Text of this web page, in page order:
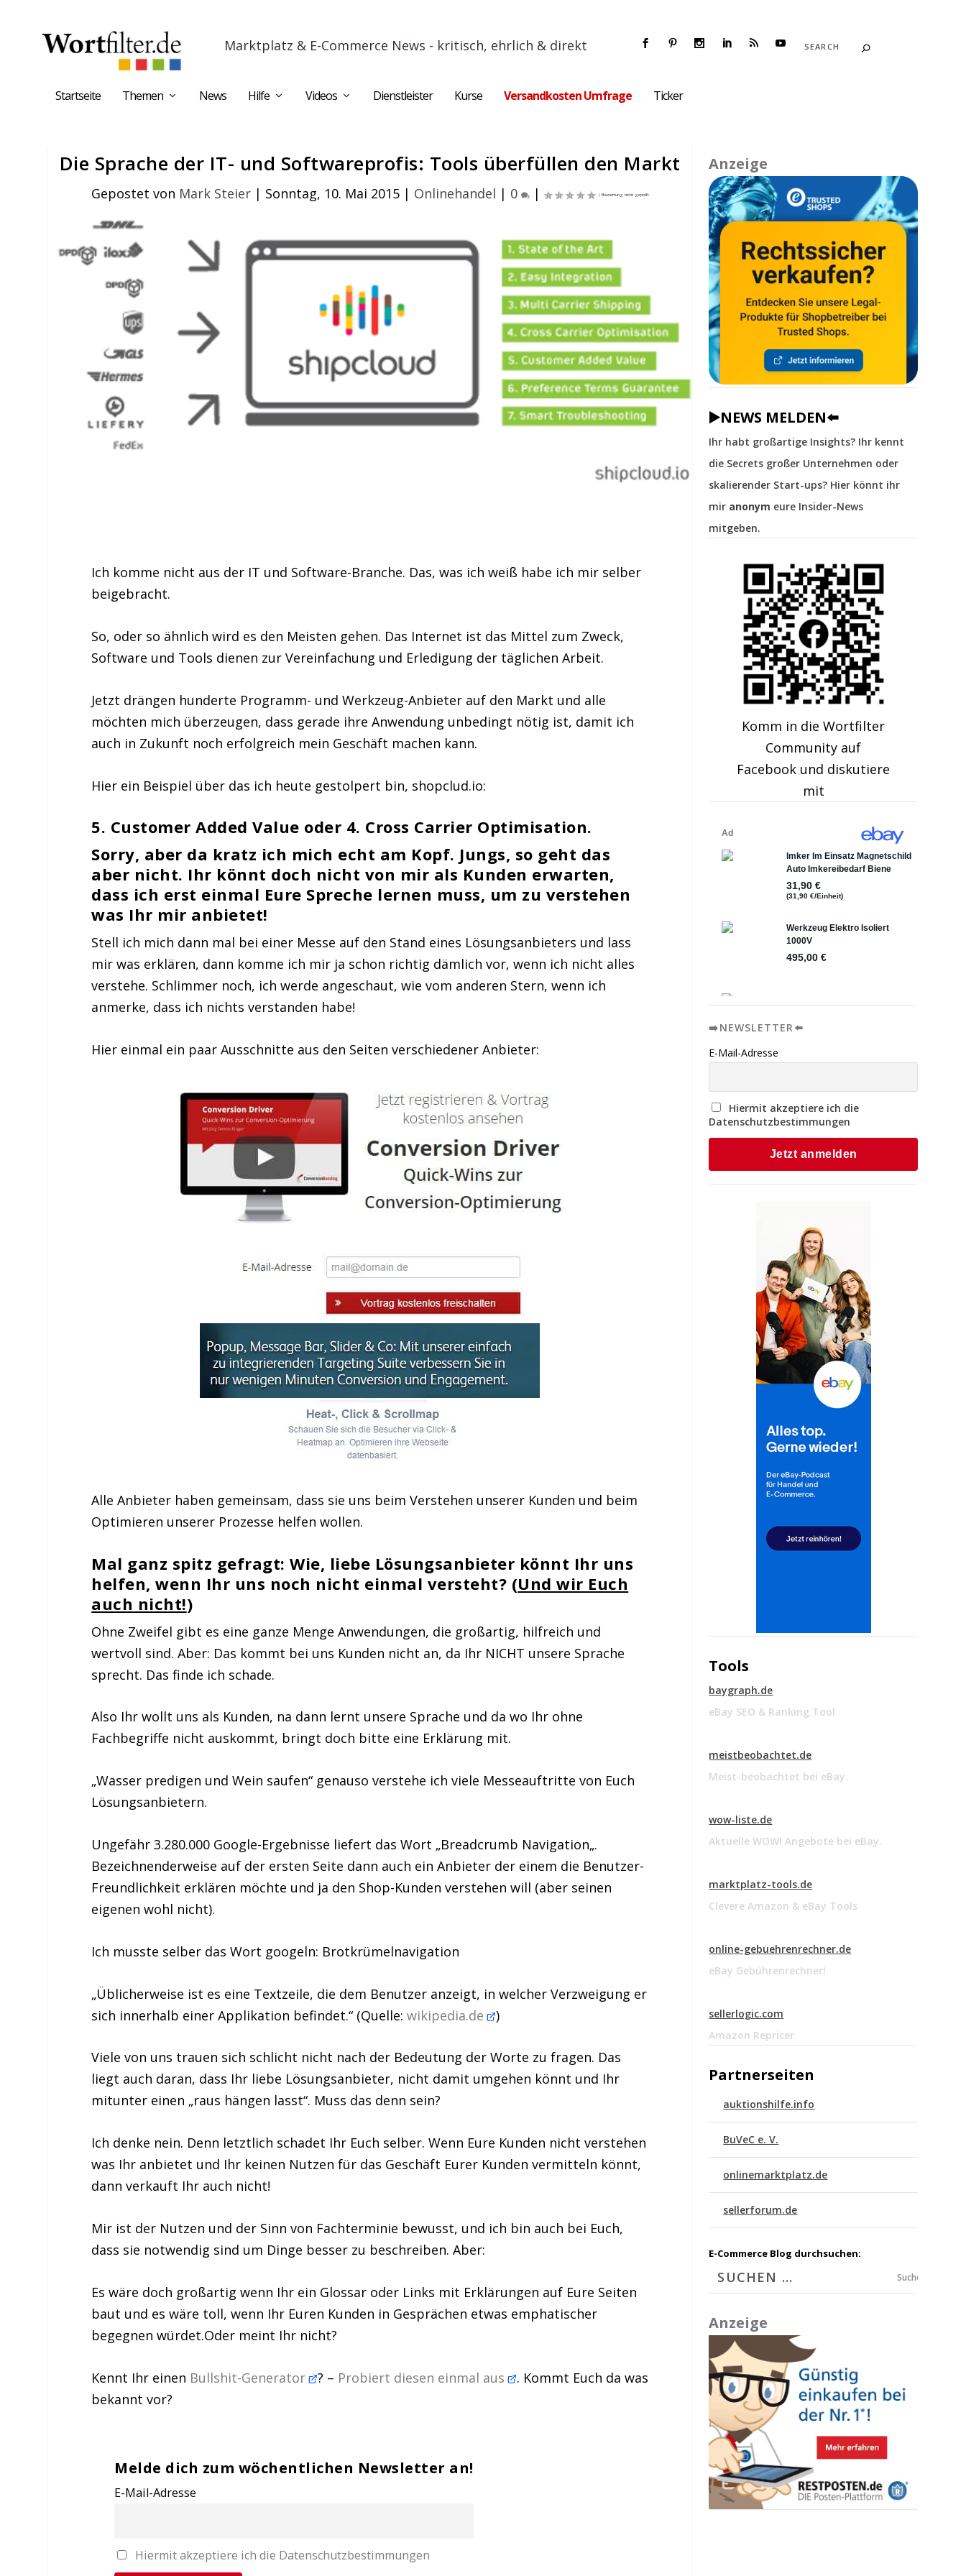
Marktplatz & E-Commerce News - kritisch, ehrlich & direkt
Startseite Themen News Hilfe Videos Dienstleister Kurse Versandkosten Umfrage Ticker
Die Sprache der IT- und Softwareprofis: Tools überfüllen den Markt
Gepostet von Mark Steier| Sonntag, 10. Mai 2015| Onlinehandel | 0 |
Ich komme nicht aus der IT und Software-Branche. Das, was ich weiß habe ich mir selber
beigebracht.
So, oder so ähnlich wird es den Meisten gehen. Das Internet ist das Mittel zum Zweck,
Software und Tools dienen zur Vereinfachung und Erledigung der täglichen Arbeit.
Jetzt drängen hunderte Programm- und Werkzeug-Anbieter auf den Markt und alle
möchten mich überzeugen, dass gerade ihre Anwendung unbedingt nötig ist, damit ich
auch in Zukunft noch erfolgreich mein Geschäft machen kann.
Hier ein Beispiel über das ich heute gestolpert bin, shopclud.io:
5. Customer Added Value oder 4. Cross Carrier Optimisation.
Sorry, aber da kratz ich mich echt am Kopf. Jungs, so geht das
aber nicht. Ihr könnt doch nicht von mir als Kunden erwarten,
dass ich erst einmal Eure Spreche lernen muss, um zu verstehen
was Ihr mir anbietet!
Stell ich mich dann mal bei einer Messe auf den Stand eines Lösungsanbieters und lass
mir was erklären, dann komme ich mir ja schon richtig dämlich vor, wenn ich nicht alles
verstehe. Schlimmer noch, ich werde angeschaut, wie vom anderen Stern, wenn ich
anmerke, dass ich nichts verstanden habe!
Hier einmal ein paar Ausschnitte aus den Seiten verschiedener Anbieter:
Alle Anbieter haben gemeinsam, dass sie uns beim Verstehen unserer Kunden und beim
Optimieren unserer Prozesse helfen wollen.
Mal ganz spitz gefragt: Wie, liebe Lösungsanbieter könnt Ihr uns
helfen, wenn Ihr uns noch nicht einmal versteht? (Und wir Euch
auch nicht!)
Ohne Zweifel gibt es eine ganze Menge Anwendungen, die großartig, hilfreich und
wertvoll sind. Aber: Das kommt bei uns Kunden nicht an, da Ihr NICHT unsere Sprache
sprecht. Das finde ich schade.
Also Ihr wollt uns als Kunden, na dann lernt unsere Sprache und da wo Ihr ohne
Fachbegriffe nicht auskommt, bringt doch bitte eine Erklärung mit.
„Wasser predigen und Wein saufen“ genauso verstehe ich viele Messeauftritte von Euch
Lösungsanbietern.
Ungefähr 3.280.000 Google-Ergebnisse liefert das Wort „Breadcrumb Navigation„.
Bezeichnenderweise auf der ersten Seite dann auch ein Anbieter der einem die Benutzer-
Freundlichkeit erklären möchte und ja den Shop-Kunden verstehen will (aber seinen
eigenen wohl nicht).
Ich musste selber das Wort googeln: Brotkrümelnavigation
„Üblicherweise ist es eine Textzeile, die dem Benutzer anzeigt, in welcher Verzweigung er
sich innerhalb einer Applikation befindet.“ (Quelle:wikipedia.de )
Viele von uns trauen sich schlicht nicht nach der Bedeutung der Worte zu fragen. Das
liegt auch daran, dass Ihr liebe Lösungsanbieter, nicht damit umgehen könnt und Ihr
mitunter einen „raus hängen lasst“. Muss das denn sein?
Ich denke nein. Denn letztlich schadet Ihr Euch selber. Wenn Eure Kunden nicht verstehen
was Ihr anbietet und Ihr keinen Nutzen für das Geschäft Eurer Kunden vermitteln könnt,
dann verkauft Ihr auch nicht!
Mir ist der Nutzen und der Sinn von Fachterminie bewusst, und ich bin auch bei Euch,
dass sie notwendig sind um Dinge besser zu beschreiben.Aber:
Es wäre doch großartig wenn Ihr ein Glossar oder Links mit Erklärungen auf Eure Seiten
baut und es wäre toll, wenn Ihr Euren Kunden in Gesprächen etwas emphatischer
begegnen würdet.Oder meint Ihr nicht?
Kennt Ihr einen Bullshit-Generator ? – Probiert diesen einmal aus . Kommt Euch da was
bekannt vor?
Melde dich zum wöchentlichen Newsletter an!
E-Mail-Adresse
Hiermit akzeptiere ich die Datenschutzbestimmungen
Anzeige
▶️NEWS MELDEN⬅️
Ihr habt großartige Insights? Ihr kennt
die Secrets großer Unternehmen oder
skalierender Start-ups? Hier könnt ihr
mir anonym eure Insider-News
mitgeben.
Komm in die Wortfilter
Community auf
Facebook und diskutiere
mit
➡️NEWSLETTER⬅️
E-Mail-Adresse
Hiermit akzeptiere ich die
Datenschutzbestimmungen
Tools
baygraph.de
eBay SEO & Ranking Tool
meistbeobachtet.de
Meist-beobachtet bei eBay.
wow-liste.de
Aktuelle WOW! Angebote bei eBay.
marktplatz-tools.de
Clevere Amazon & eBay Tools
online-gebuehrenrechner.de
eBay Gebührenrechner!
sellerlogic.com
Amazon Repricer
Partnerseiten
auktionshilfe.info
BuVeC e. V.
onlinemarktplatz.de
sellerforum.de
E-Commerce Blog durchsuchen:
Suchen
Anzeige